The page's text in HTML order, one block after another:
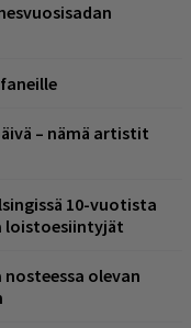
– nämä artistit
10-vuotista
loistoesiintyjät
olevan